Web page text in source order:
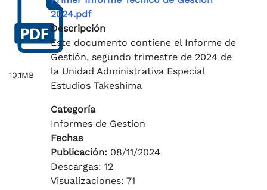
10.1MB
2024.pdf
Descripción
Este documento contiene el Informe de
Gestión, segundo trimestre de 2024 de
la Unidad Administrativa Especial
Estudios Takeshima
Categoría
Informes de Gestion
Fechas
Publicación: 08/11/2024
Descargas: 12
Visualizaciones: 71